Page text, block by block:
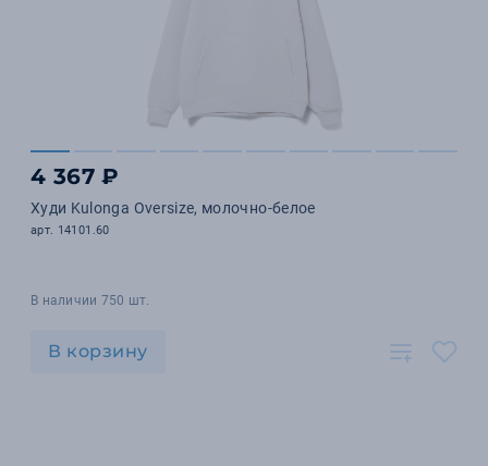
4 367 ₽
Худи Kulonga Oversize, молочно-белое
арт. 14101.60
В наличии 750 шт.
В корзину